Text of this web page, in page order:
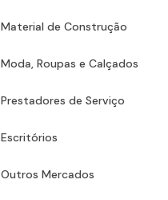
Material de Construção
Moda, Roupas e Calçados
Prestadores de Serviço
Escritórios
Outros Mercados